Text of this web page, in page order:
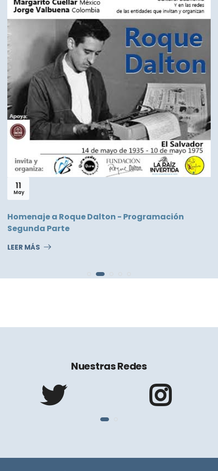
11
May
Homenaje a Roque Dalton - Programación
Segunda Parte
LEER MÁS
Nuestras Redes